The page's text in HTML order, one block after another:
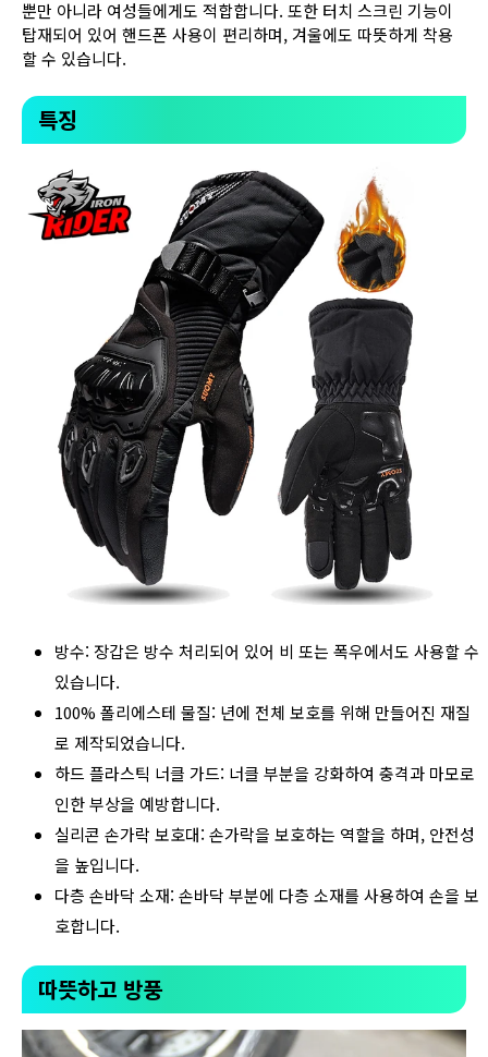
뿐만 아니라 여성들에게도 적합합니다. 또한 터치 스크린 기능이
탑재되어 있어 핸드폰 사용이 편리하며, 겨울에도 따뜻하게 착용
할 수 있습니다.
특징
방수: 장갑은 방수 처리되어 있어 비 또는 폭우에서도 사용할 수
있습니다.
100% 폴리에스테 물질: 년에 전체 보호를 위해 만들어진 재질
로 제작되었습니다.
하드 플라스틱 너클 가드: 너클 부분을 강화하여 충격과 마모로
인한 부상을 예방합니다.
실리콘 손가락 보호대: 손가락을 보호하는 역할을 하며, 안전성
을 높입니다.
다층 손바닥 소재: 손바닥 부분에 다층 소재를 사용하여 손을 보
호합니다.
따뜻하고 방풍